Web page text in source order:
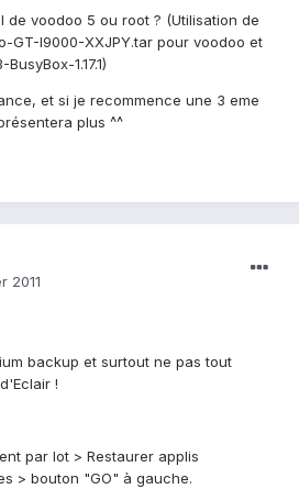
de voodoo 5 ou root ? (Utilisation de
GT-I9000-XXJPY.tar pour voodoo et
1.17.1)
et si je recommence une 3 eme
plus ^^
2011
backup et surtout ne pas tout
!
par lot > Restaurer applis
> bouton "GO" à gauche.